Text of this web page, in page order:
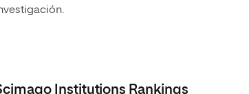
Institutions Rankings